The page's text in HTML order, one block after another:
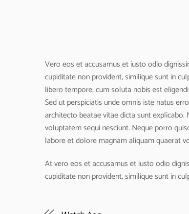
Vero eos et accusamus et iusto odio
cupiditate non provident, similique sunt in
libero tempore, cum soluta nobis est
Sed ut perspiciatis unde omnis iste natus
architecto beatae vitae dicta sunt
voluptatem sequi nesciunt. Neque porro
labore et dolore magnam aliquam quaerat
At vero eos et accusamus et iusto odio
cupiditate non provident, similique sunt in